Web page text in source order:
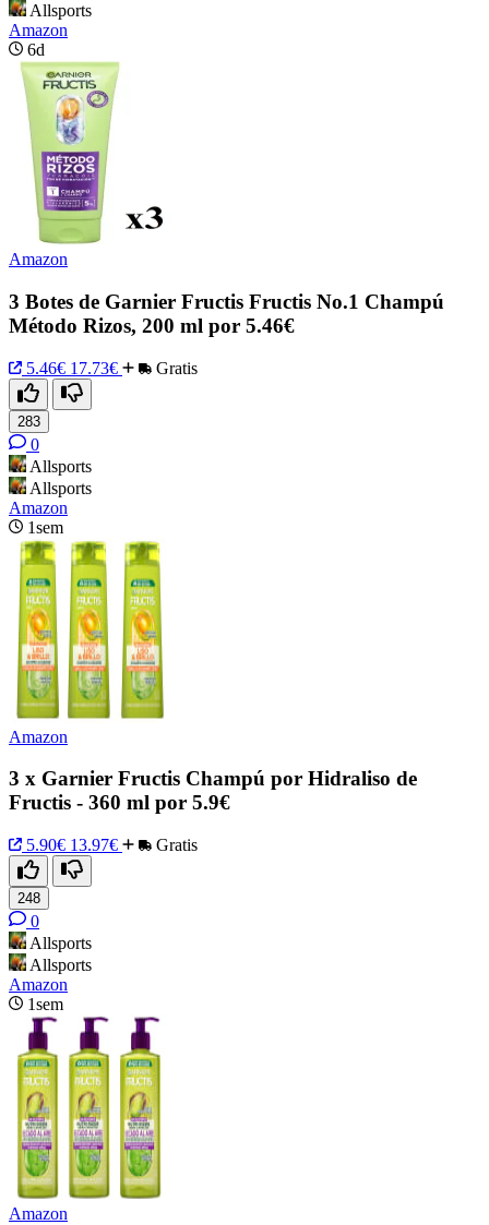
Allsports
Amazon
6d
Amazon
3 Botes de Garnier Fructis Fructis No.1 Champú
Método Rizos, 200 ml por 5.46€
5.46€ 17.73€ Gratis
283
0
Allsports
Allsports
Amazon
1sem
Amazon
3 x Garnier Fructis Champú por Hidraliso de
Fructis - 360 ml por 5.9€
5.90€ 13.97€ Gratis
248
0
Allsports
Allsports
Amazon
1sem
Amazon